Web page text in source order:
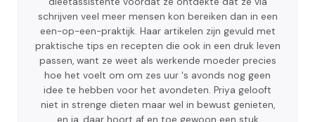
schrijven veel meer mensen kon bereiken dan in een
een-op-een-praktijk. Haar artikelen zijn gevuld met
praktische tips en recepten die ook in een druk leven
passen, want ze weet als werkende moeder precies
hoe het voelt om om zes uur 's avonds nog geen
idee te hebben voor het avondeten. Priya gelooft
niet in strenge dieten maar wel in bewust genieten,